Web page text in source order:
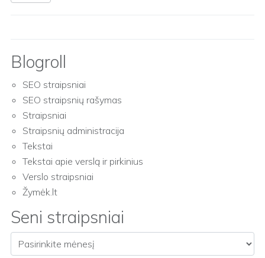
Blogroll
SEO straipsniai
SEO straipsnių rašymas
Straipsniai
Straipsnių administracija
Tekstai
Tekstai apie verslą ir pirkinius
Verslo straipsniai
Žymėk.lt
Seni straipsniai
Seni straipsniai